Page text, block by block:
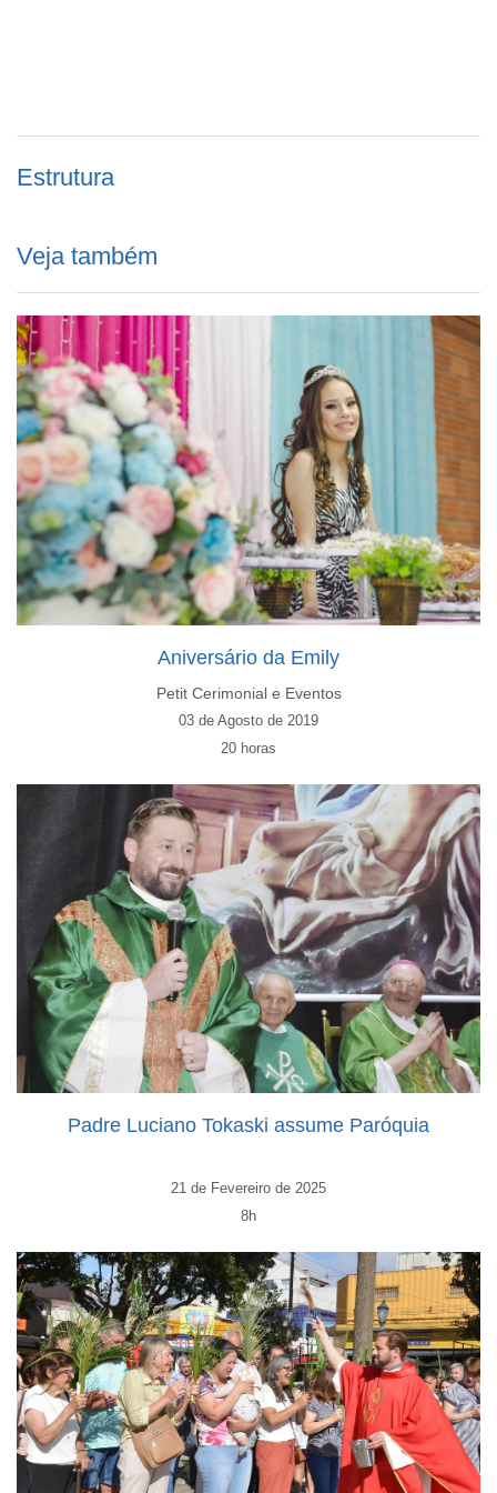
Estrutura
Veja também
Aniversário da Emily
Petit Cerimonial e Eventos
03 de Agosto de 2019
20 horas
Padre Luciano Tokaski assume Paróquia
21 de Fevereiro de 2025
8h